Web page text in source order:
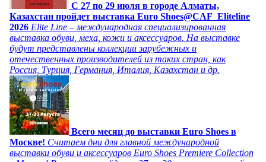
C 27 по 29 июля в городе Алматы,
Казахстан пройдет выставка Euro Shoes@CAF_Eliteline
2026 Elite Line – международная специализированная
выставка обуви, меха, кожи и аксессуаров. На выставке
будут представлены коллекции зарубежных и
отечественных производителей из таких стран, как
Россия, Турция, Германия, Италия, Казахстан и др.
Всего месяц до выставки Euro Shoes в
Москве! Считаем дни для главной международной
выставки обуви и аксессуаров Euro Shoes Premiere Collection